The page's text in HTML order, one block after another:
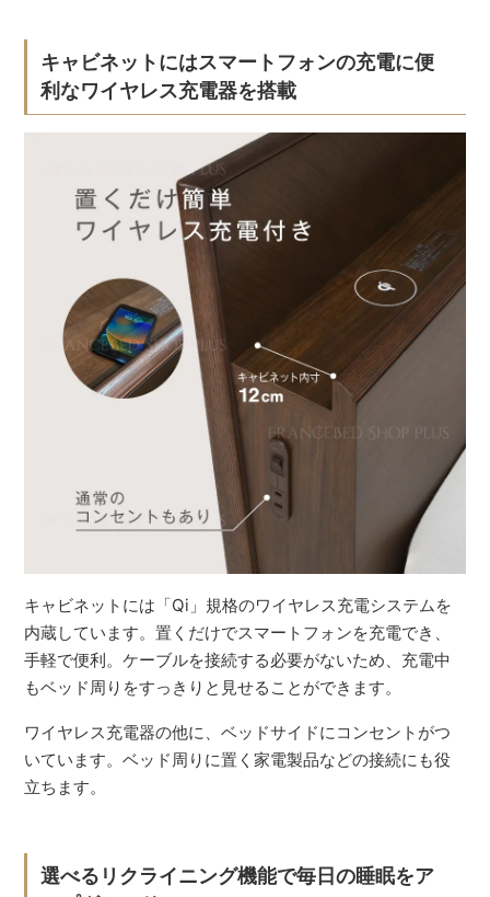
キャビネットにはスマートフォンの充電に便
利なワイヤレス充電器を搭載
キャビネットには「Qi」規格のワイヤレス充電システムを
内蔵しています。置くだけでスマートフォンを充電でき、
手軽で便利。ケーブルを接続する必要がないため、充電中
もベッド周りをすっきりと見せることができます。
ワイヤレス充電器の他に、ベッドサイドにコンセントがつ
いています。ベッド周りに置く家電製品などの接続にも役
立ちます。
選べるリクライニング機能で毎日の睡眠をア